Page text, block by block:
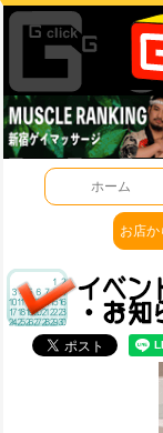
ホーム
お店